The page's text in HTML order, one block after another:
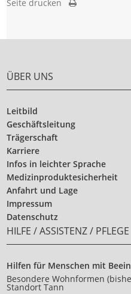
Seite drucken
ÜBER UNS
Leitbild
Geschäftsleitung
Trägerschaft
Karriere
Infos in leichter Sprache
Medizinproduktesicherheit
Anfahrt und Lage
Impressum
Datenschutz
HILFE / ASSISTENZ / PFLEGE
Hilfen für Menschen mit
Besondere Wohnformen
Standort Tann